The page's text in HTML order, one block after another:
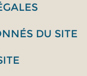
DU SITE